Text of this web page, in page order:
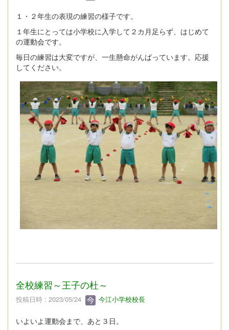
１・２年生の表現の練習の様子です。
１年生にとっては小学校に入学して２カ月足らず、はじめて
の運動会です。
毎日の練習は大変ですが、一生懸命がんばっています。応援
してください。
全校練習～王子の杜～
投稿日時 : 2023/05/24 今江小学校校長
いよいよ運動会まで、あと３日。